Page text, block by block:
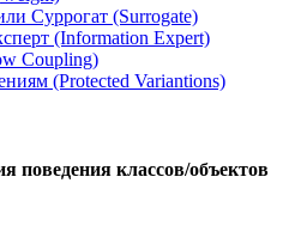
Суррогат (Surrogate)
(Information Expert)
Coupling)
(Protected Variantions)
поведения классов/объектов